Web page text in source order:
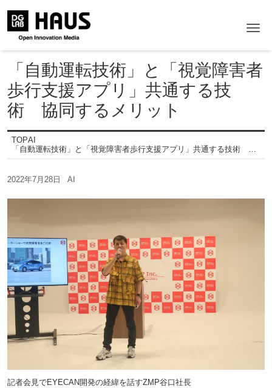
「自動運転技術」と「視覚障害者
歩行支援アプリ」共通する技
術 協同するメリット
TOPAI
「自動運転技術」と「視覚障害者歩行支援アプリ」共通する技術 協同するメリット
2022年7月28日 AI
記者会見でEYECAN開発の経緯を話すZMP谷口社長